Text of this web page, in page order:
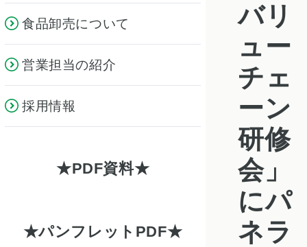
食品卸売について
営業担当の紹介
採用情報
PDF資料
パンフレットPDF
バリ
ュー
チェ
ーン
研修
会」
にパ
ネラ